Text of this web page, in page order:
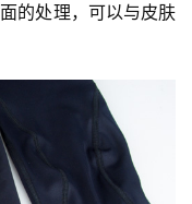
的处理，可以与皮肤